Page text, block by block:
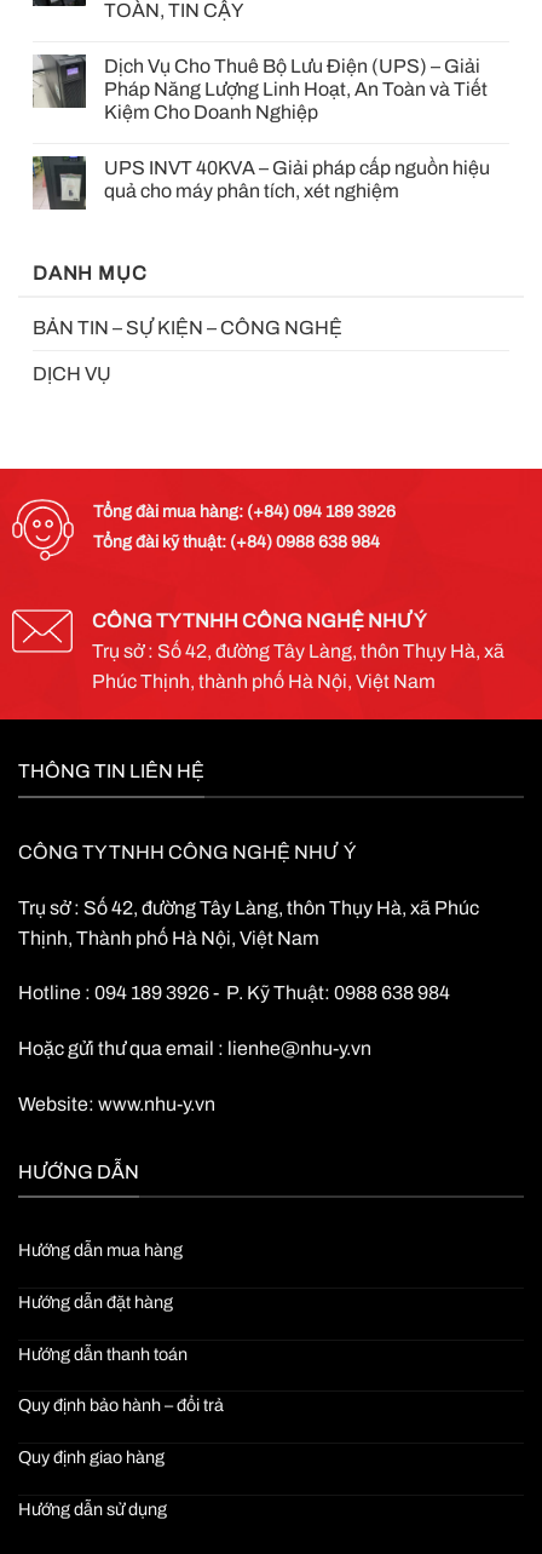
TOÀN, TIN CẬY
Dịch Vụ Cho Thuê Bộ Lưu Điện (UPS) – Giải
Pháp Năng Lượng Linh Hoạt, An Toàn và Tiết
Kiệm Cho Doanh Nghiệp
UPS INVT 40KVA – Giải pháp cấp nguồn hiệu
quả cho máy phân tích, xét nghiệm
DANH MỤC
BẢN TIN – SỰ KIỆN – CÔNG NGHỆ
DỊCH VỤ
Tổng đài mua hàng: (+84) 094 189 3926
Tổng đài kỹ thuật: (+84) 0988 638 984
CÔNG TY TNHH CÔNG NGHỆ NHƯ Ý
Trụ sở : Số 42, đường Tây Làng, thôn Thụy Hà, xã
Phúc Thịnh, thành phố Hà Nội, Việt Nam
THÔNG TIN LIÊN HỆ
CÔNG TY TNHH CÔNG NGHỆ NHƯ Ý
Trụ sở : Số 42, đường Tây Làng, thôn Thụy Hà, xã Phúc
Thịnh, Thành phố Hà Nội, Việt Nam
Hotline : 094 189 3926 - P. Kỹ Thuật: 0988 638 984
Hoặc gửi thư qua email : lienhe@nhu-y.vn
Website: www.nhu-y.vn
HƯỚNG DẪN
Hướng dẫn mua hàng
Hướng dẫn đặt hàng
Hướng dẫn thanh toán
Quy định bảo hành – đổi trả
Quy định giao hàng
Hướng dẫn sử dụng